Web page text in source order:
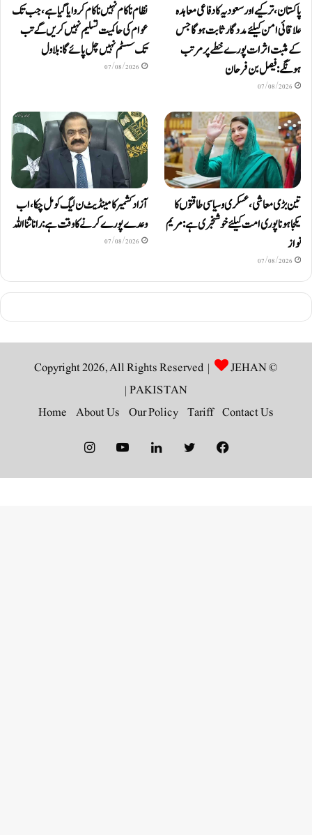
پاکستان، ترکیے اور سعودیہ کا دفاعی معاہدہ
علاقائی امن کیلئے مددگار ثابت ہوگا جس
کے مثبت اثرات پورے خطے پر مرتب
ہونگے: فیصل بن فرحان
07/08/2026
نظام ناکام نہیں ناکام کروایاگیا ہے، جب تک
عوام کی حاکمیت تسلیم نہیں کریں گے تب
تک سسٹم نہیں چل پائےگا: بلاول
07/08/2026
تین بڑی معاشی، عسکری و سیاسی طاقتوں کا
یکجا ہونا پوری امت کیلئے خوشخبری ہے: مریم
نواز
07/08/2026
آزاد کشمیر کا مینڈیٹ ن لیگ کو مل چکا، اب
وعدے پورے کرنے کا وقت ہے: رانا ثنا اللہ
07/08/2026
© Copyright 2026, All Rights Reserved |
JEHAN
PAKISTAN
|
Contact Us
Tariff
Our Policy
About Us
Home
Facebook
Twitter
LinkedIn
YouTube
Instagram